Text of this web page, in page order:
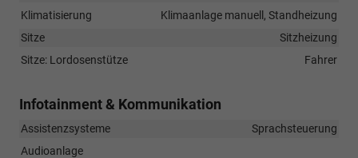
Klimatisierung
Klimaanlage manuell, Standheizung
Sitze
Sitzheizung
Sitze: Lordosenstütze
Fahrer
Infotainment & Kommunikation
Assistenzsysteme
Sprachsteuerung
Audioanlage